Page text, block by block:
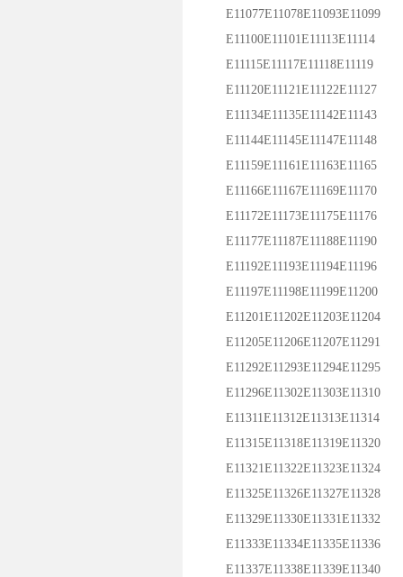
E11077E11078E11093E11099
E11100E11101E11113E11114
E11115E11117E11118E11119
E11120E11121E11122E11127
E11134E11135E11142E11143
E11144E11145E11147E11148
E11159E11161E11163E11165
E11166E11167E11169E11170
E11172E11173E11175E11176
E11177E11187E11188E11190
E11192E11193E11194E11196
E11197E11198E11199E11200
E11201E11202E11203E11204
E11205E11206E11207E11291
E11292E11293E11294E11295
E11296E11302E11303E11310
E11311E11312E11313E11314
E11315E11318E11319E11320
E11321E11322E11323E11324
E11325E11326E11327E11328
E11329E11330E11331E11332
E11333E11334E11335E11336
E11337E11338E11339E11340